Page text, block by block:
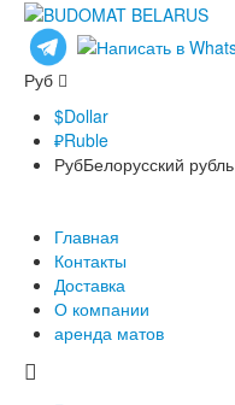
Руб
$Dollar
₽Ruble
РубБелорусский рубль
Главная
Контакты
Доставка
О компании
аренда матов